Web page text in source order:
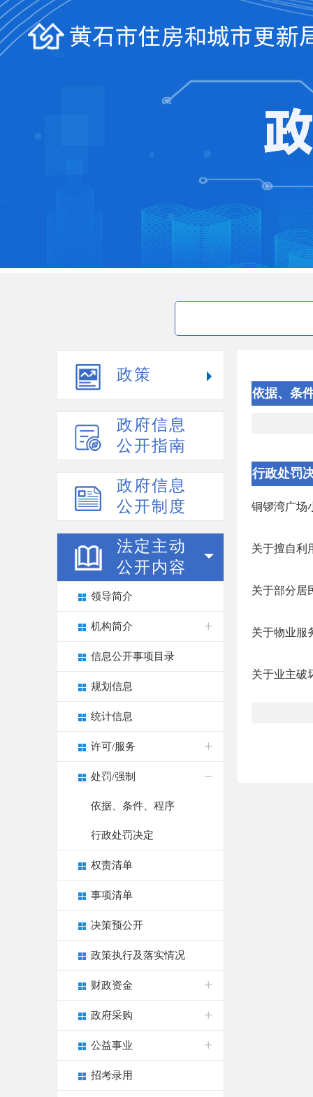
政策
政府信息
公开指南
政府信息
公开制度
法定主动
公开内容
领导简介
机构简介
信息公开事项目录
规划信息
统计信息
许可/服务
处罚/强制
依据、条件、程序
行政处罚决定
权责清单
事项清单
决策预公开
政策执行及落实情况
财政资金
政府采购
公益事业
招考录用
依据、条
行政处罚
铜锣湾广场
关于擅自利
关于部分居
关于物业服
关于业主破